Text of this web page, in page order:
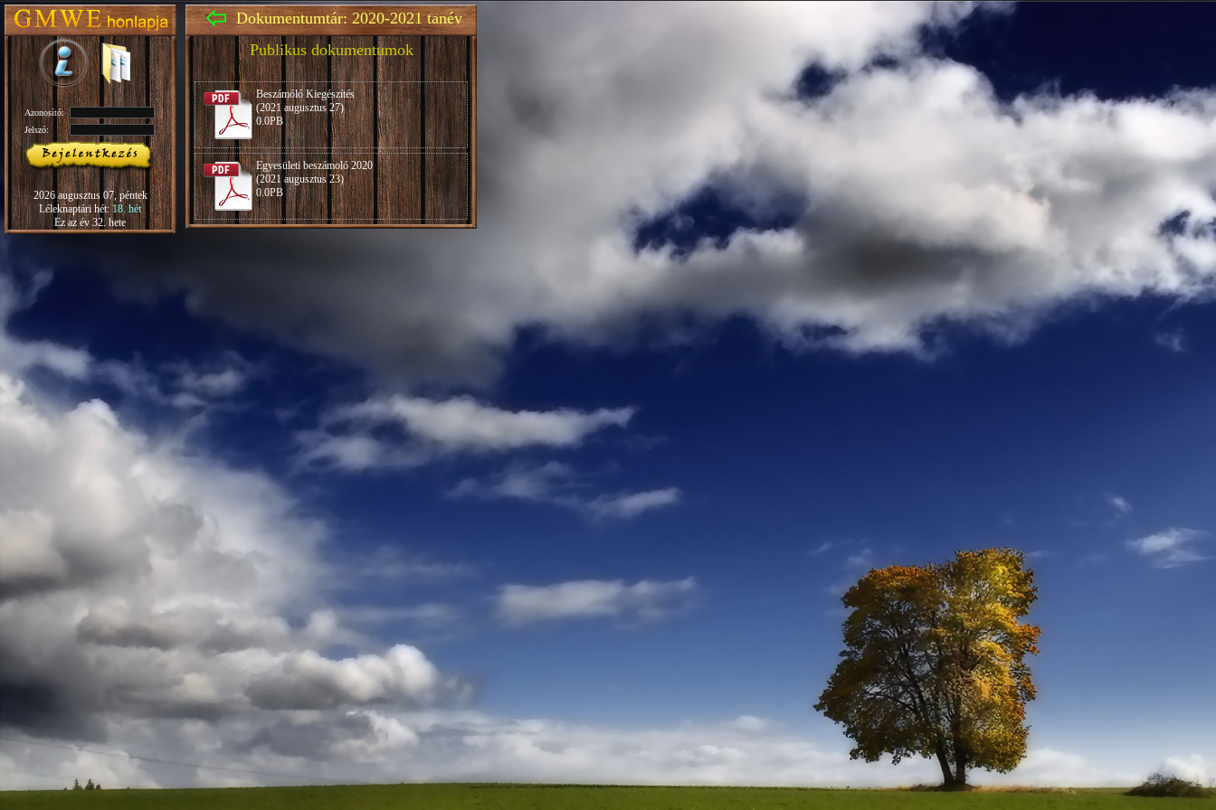
Azonosító:
Jelszó:
2026 augusztus 07, péntek
Léleknaptári hét:18. hét
Ez az év 32. hete
Dokumentumtár: 2020-2021 tanév
Publikus dokumentumok
Beszámóló Kiegészítés
(2021 augusztus 27)
0.0PB
Egyesületi beszámoló 2020
(2021 augusztus 23)
0.0PB